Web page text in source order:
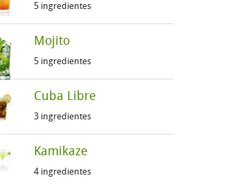
5 ingredientes
Mojito
5 ingredientes
Cuba Libre
3 ingredientes
Kamikaze
4 ingredientes